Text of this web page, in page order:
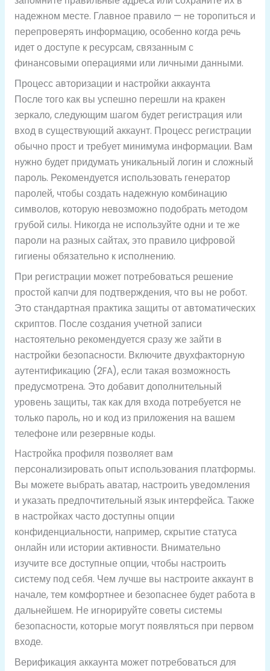
надежном месте. Главное правило — не торопиться и
перепроверять информацию, особенно когда речь
идет о доступе к ресурсам, связанным с
финансовыми операциями или личными данными.
Процесс авторизации и настройки аккаунта
После того как вы успешно перешли на кракен
зеркало, следующим шагом будет регистрация или
вход в существующий аккаунт. Процесс регистрации
обычно прост и требует минимума информации. Вам
нужно будет придумать уникальный логин и сложный
пароль. Рекомендуется использовать генератор
паролей, чтобы создать надежную комбинацию
символов, которую невозможно подобрать методом
грубой силы. Никогда не используйте одни и те же
пароли на разных сайтах, это правило цифровой
гигиены обязательно к исполнению.
При регистрации может потребоваться решение
простой капчи для подтверждения, что вы не робот.
Это стандартная практика защиты от автоматических
скриптов. После создания учетной записи
настоятельно рекомендуется сразу же зайти в
настройки безопасности. Включите двухфакторную
аутентификацию (2FA), если такая возможность
предусмотрена. Это добавит дополнительный
уровень защиты, так как для входа потребуется не
только пароль, но и код из приложения на вашем
телефоне или резервные коды.
Настройка профиля позволяет вам
персонализировать опыт использования платформы.
Вы можете выбрать аватар, настроить уведомления
и указать предпочтительный язык интерфейса. Также
в настройках часто доступны опции
конфиденциальности, например, скрытие статуса
онлайн или истории активности. Внимательно
изучите все доступные опции, чтобы настроить
систему под себя. Чем лучше вы настроите аккаунт в
начале, тем комфортнее и безопаснее будет работа в
дальнейшем. Не игнорируйте советы системы
безопасности, которые могут появляться при первом
входе.
Верификация аккаунта может потребоваться для